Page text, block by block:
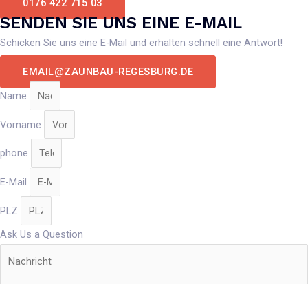
0176 422 715 03
SENDEN SIE UNS EINE E-MAIL
Schicken Sie uns eine E-Mail und erhalten schnell eine Antwort!
EMAIL@ZAUNBAU-REGESBURG.DE
Name
Vorname
phone
E-Mail
PLZ
Ask Us a Question